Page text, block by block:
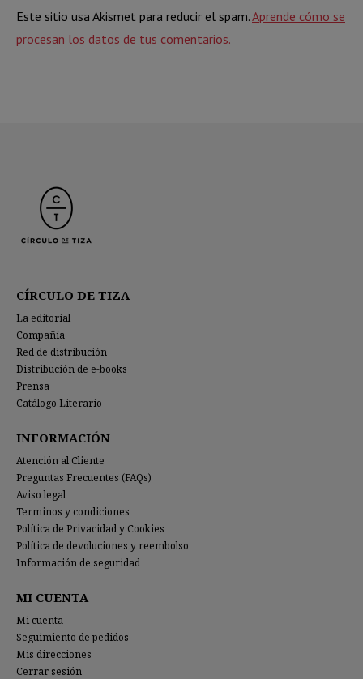
Este sitio usa Akismet para reducir el spam.Aprende cómo se
procesan los datos de tus comentarios.
CÍRCULO DE TIZA
La editorial
Compañía
Red de distribución
Distribución de e-books
Prensa
Catálogo Literario
INFORMACIÓN
Atención al Cliente
Preguntas Frecuentes (FAQs)
Aviso legal
Terminos y condiciones
Política de Privacidad y Cookies
Política de devoluciones y reembolso
Información de seguridad
MI CUENTA
Mi cuenta
Seguimiento de pedidos
Mis direcciones
Cerrar sesión